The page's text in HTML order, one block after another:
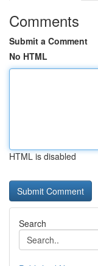
Comments
Submit a Comment
No HTML
HTML is disabled
Search